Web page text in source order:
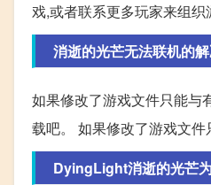
戏,或者联系更多玩家来组织
消逝的光芒无法联机的
如果修改了游戏文件只能与
载吧。 如果修改了游戏文件
DyingLight消逝的光芒